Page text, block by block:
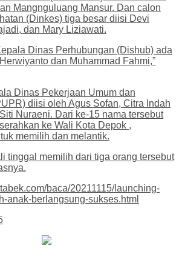
Mangnguluang Mansur. Dan calon
(Dinkes) tiga besar diisi Devi
dan Mary Liziawati.
Dinas Perhubungan (Dishub) ada
dan Muhammad Fahmi,”
Dinas Pekerjaan Umum dan
diisi oleh Agus Sofan, Citra Indah
Nuraeni. Dari ke-15 nama tersebut
ke Wali Kota Depok ,
memilih dan melantik.
tinggal memilih dari tiga orang tersebut
baca/20211115/launching-
anak-berlangsung-sukses.html